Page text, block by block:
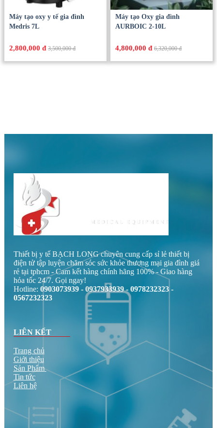
Máy tạo oxy y tế gia đình
Medris 7L
2,800,000 đ 3,500,000 đ
Máy tạo Oxy gia đình
AURBOIC 2-10L
4,800,000 đ 6,320,000 đ
Thiết bị y tế BẠCH LONG chuyên cung cấp sỉ lẻ thiết bị
điện tử tập luyện chăm sóc sức khỏe thương mại gia đình giá
rẻ tại tphcm - Cam kết hàng chính hãng 100% - Giao hàng
hỏa tốc 24/7. Gọi ngay!
Hotline: 0903073939 - 0937933939 - 0978232323 -
0567232323
LIÊN KẾT
Trang chủ
Giới thiệu
Sản Phẩm
Tin tức
Liên hệ